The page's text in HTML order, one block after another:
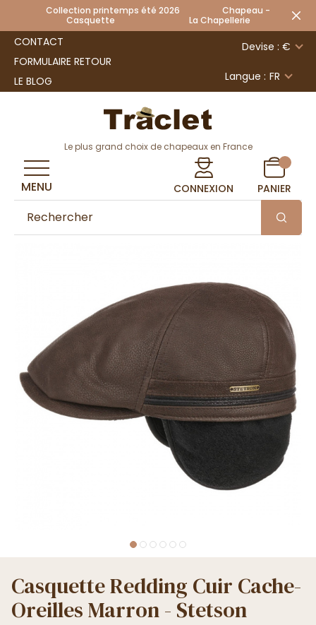
Collection printemps été 2026 Chapeau -
Casquette La Chapellerie
CONTACT
FORMULAIRE RETOUR
LE BLOG
Devise : €
Langue : FR
Le plus grand choix de chapeaux en France
CONNEXION PANIER
MENU
Casquette Redding Cuir Cache-
Oreilles Marron - Stetson